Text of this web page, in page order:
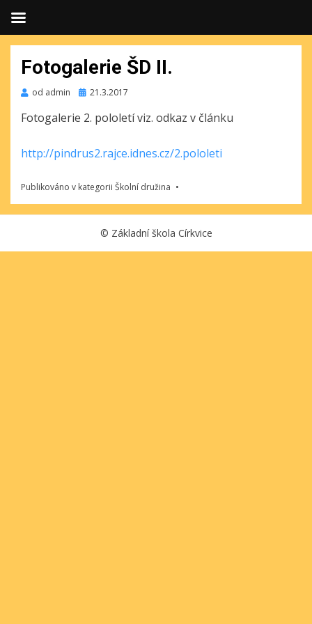
Fotogalerie ŠD II.
od admin Publikováno
21.3.2017
Fotogalerie 2. pololetí viz. odkaz v článku
http://pindrus2.rajce.idnes.cz/2.pololeti
Publikováno v kategorii Školní družina
© Základní škola Církvice